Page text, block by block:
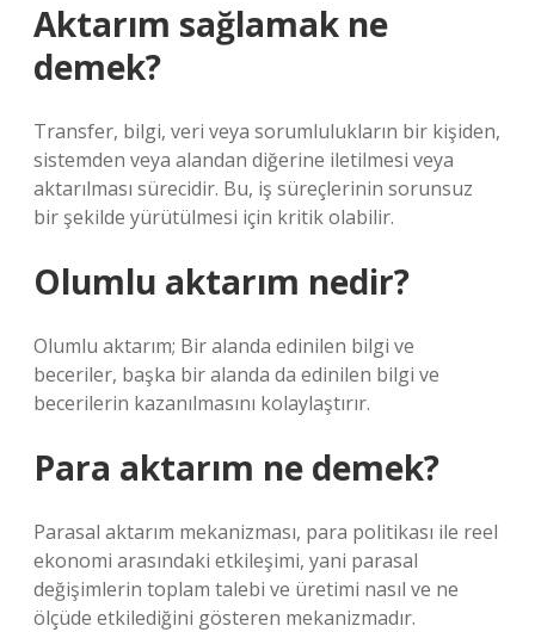
Aktarım sağlamak ne
demek?
Transfer, bilgi, veri veya sorumlulukların bir kişiden,
sistemden veya alandan diğerine iletilmesi veya
aktarılması sürecidir. Bu, iş süreçlerinin sorunsuz
bir şekilde yürütülmesi için kritik olabilir.
Olumlu aktarım nedir?
Olumlu aktarım; Bir alanda edinilen bilgi ve
beceriler, başka bir alanda da edinilen bilgi ve
becerilerin kazanılmasını kolaylaştırır.
Para aktarım ne demek?
Parasal aktarım mekanizması, para politikası ile reel
ekonomi arasındaki etkileşimi, yani parasal
değişimlerin toplam talebi ve üretimi nasıl ve ne
ölçüde etkilediğini gösteren mekanizmadır.